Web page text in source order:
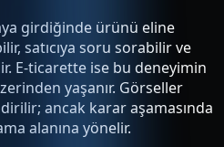
girdiğinde ürünü eline
satıcıya soru sorabilir ve
E-ticarette ise bu deneyimin
yaşanır. Görseller
ancak karar aşamasında
alanına yönelir.